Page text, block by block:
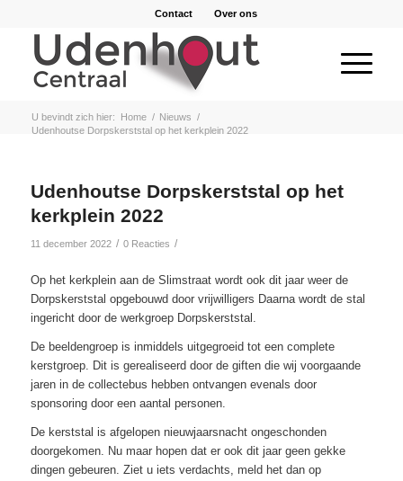
Contact Over ons
U bevindt zich hier: Home / Nieuws /
Udenhoutse Dorpskerststal op het kerkplein 2022
Udenhoutse Dorpskerststal op het
kerkplein 2022
11 december 2022 / 0 Reacties /
Op het kerkplein aan de Slimstraat wordt ook dit jaar weer de
Dorpskerststal opgebouwd door vrijwilligers Daarna wordt de stal
ingericht door de werkgroep Dorpskerststal.
De beeldengroep is inmiddels uitgegroeid tot een complete
kerstgroep. Dit is gerealiseerd door de giften die wij voorgaande
jaren in de collectebus hebben ontvangen evenals door
sponsoring door een aantal personen.
De kerststal is afgelopen nieuwjaarsnacht ongeschonden
doorgekomen. Nu maar hopen dat er ook dit jaar geen gekke
dingen gebeuren. Ziet u iets verdachts, meld het dan op